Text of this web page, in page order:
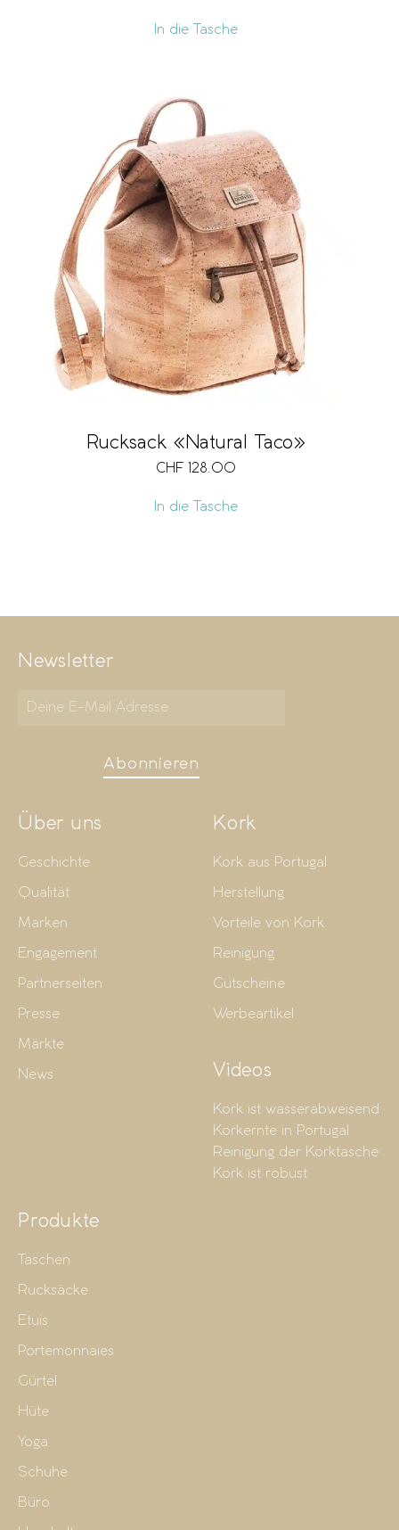
In die Tasche
Rucksack «Natural Taco»
CHF 128.00
In die Tasche
Newsletter
Abonnieren
Über uns
Geschichte
Qualität
Marken
Engagement
Partnerseiten
Presse
Märkte
News
Kork
Kork aus Portugal
Herstellung
Vorteile von Kork
Reinigung
Gutscheine
Werbeartikel
Videos
Kork ist wasserabweisend
Korkernte in Portugal
Reinigung der Korktasche
Kork ist robust
Produkte
Taschen
Rucksäcke
Etuis
Portemonnaies
Gürtel
Hüte
Yoga
Schuhe
Büro